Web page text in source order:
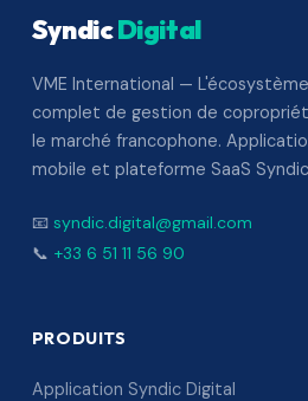
SyndicDigital
VME International — L'écosystème
complet de gestion de
le marché francophone.
mobile et plateforme SaaS
📧 syndic.digital@gmail.com
📞 +33 6 51 11 56 90
PRODUITS
Application Syndic Digital